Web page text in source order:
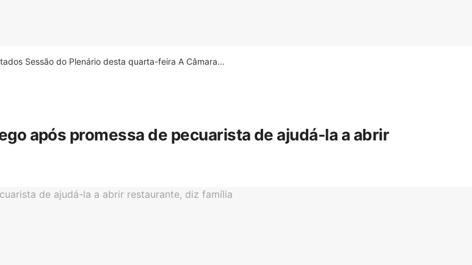
Sessão do Plenário desta quarta-feira A Câmara...
após promessa de pecuarista de ajudá-la a abrir